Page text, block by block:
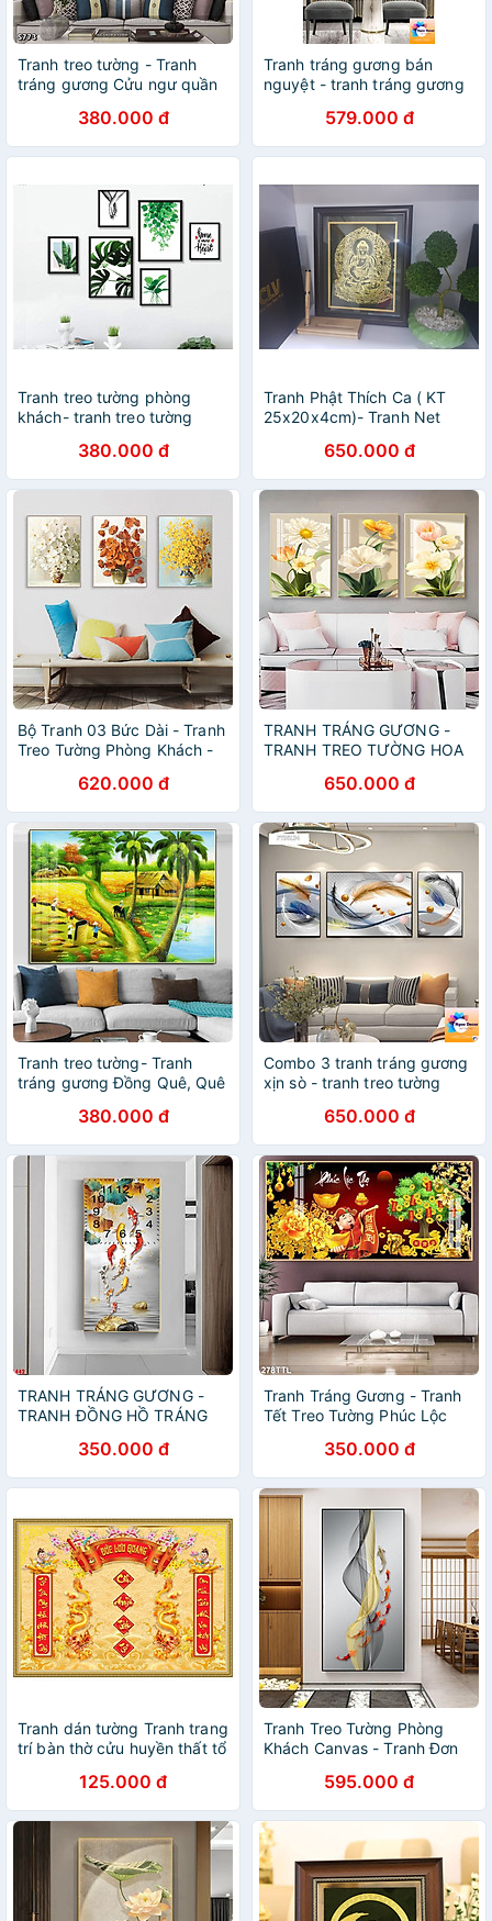
Tranh treo tường - Tranh
tráng gương Cửu ngư quần
380.000 đ
Tranh tráng gương bán
nguyệt - tranh tráng gương
lê phủ gương cỡ đại
579.000 đ
Tranh treo tường phòng
khách- tranh treo tường
tường phòng họp - tranh
treo tường khách sạn - bộ 6
tranh treo tường lá tropical-
Tặng kèm đinh 3 chân
380.000 đ
Tranh Phật Thích Ca ( KT
25x20x4cm)- Tranh Net
650.000 đ
Bộ Tranh 03 Bức Dài - Tranh
Treo Tường Phòng Khách -
620.000 đ
TRANH TRÁNG GƯƠNG -
TRANH TREO TƯỜNG HOA
PHÒNG KHÁCH SANG
TRỌNG(TẶNG KÈM ĐINH 3
CHÂN)
650.000 đ
Tranh treo tường- Tranh
tráng gương Đồng Quê, Quê
380.000 đ
Combo 3 tranh tráng gương
xịn sò - tranh treo tường
650.000 đ
TRANH TRÁNG GƯƠNG -
TRANH ĐỒNG HỒ TRÁNG
PHÒNG KHÁCH - NHÀ
HÀNG - KHÁCH SẠN(TẶNG
KÈM ĐINH 3 CHÂN)
350.000 đ
Tranh Tráng Gương - Tranh
Tết Treo Tường Phúc Lộc
350.000 đ
Tranh dán tường Tranh trang
trí bàn thờ cửu huyền thất tổ
125.000 đ
Tranh Treo Tường Phòng
Khách Canvas - Tranh Đơn
595.000 đ